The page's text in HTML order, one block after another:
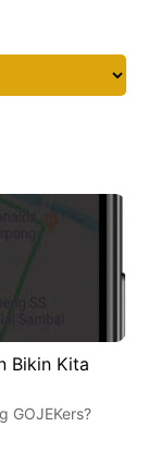
Bikin Kita
GOJEKers?